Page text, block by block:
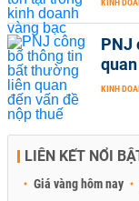
KINH
PNJ
KINH
LIÊN KẾT NỔI
Giá vàng hôm nay